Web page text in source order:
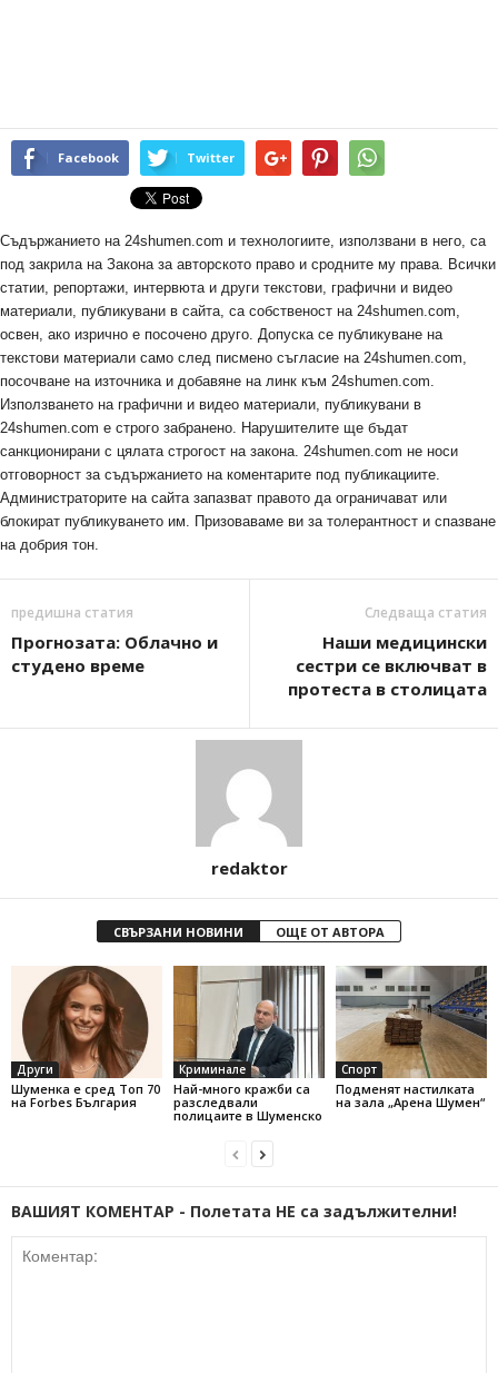
Facebook Twitter
Съдържанието на 24shumen.com и технологиите, използвани в него, са
под закрила на Закона за авторското право и сродните му права. Всички
статии, репортажи, интервюта и други текстови, графични и видео
материали, публикувани в сайта, са собственост на 24shumen.com,
освен, ако изрично е посочено друго. Допуска се публикуване на
текстови материали само след писмено съгласие на 24shumen.com,
посочване на източника и добавяне на линк към 24shumen.com.
Използването на графични и видео материали, публикувани в
24shumen.com е строго забранено. Нарушителите ще бъдат
санкционирани с цялата строгост на закона. 24shumen.com не носи
отговорност за съдържанието на коментарите под публикациите.
Администраторите на сайта запазват правото да ограничават или
блокират публикуването им. Призоваваме ви за толерантност и спазване
на добрия тон.
предишна статия
Прогнозата: Облачно и
студено време
Следваща статия
Наши медицински
сестри се включват в
протеста в столицата
redaktor
СВЪРЗАНИ НОВИНИ ОЩЕ ОТ АВТОРА
Други
Шуменка е сред Топ 70
на Forbes България
Криминале
Най-много кражби са
разследвали
полицаите в Шуменско
Спорт
Подменят настилката
на зала „Арена Шумен“
ВАШИЯТ КОМЕНТАР - Полетата НЕ са задължителни!